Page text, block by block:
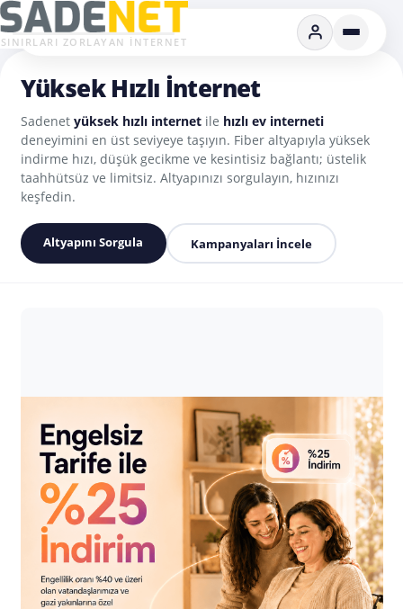
SINIRLARI ZORLAYAN İNTERNET
Yüksek Hızlı İnternet
Sadenet yüksek hızlı internetile hızlı ev interneti
deneyimini en üst seviyeye taşıyın. Fiber altyapıyla yüksek
indirme hızı, düşük gecikme ve kesintisiz bağlantı; üstelik
taahhütsüz ve limitsiz. Altyapınızı sorgulayın, hızınızı
keşfedin.
Altyapını Sorgula Kampanyaları İncele